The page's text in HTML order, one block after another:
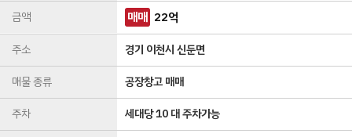
금액
매매 22억
주소
경기 이천시 신둔면
매물 종류
공장창고 매매
주차
세대당 10 대 주차가능